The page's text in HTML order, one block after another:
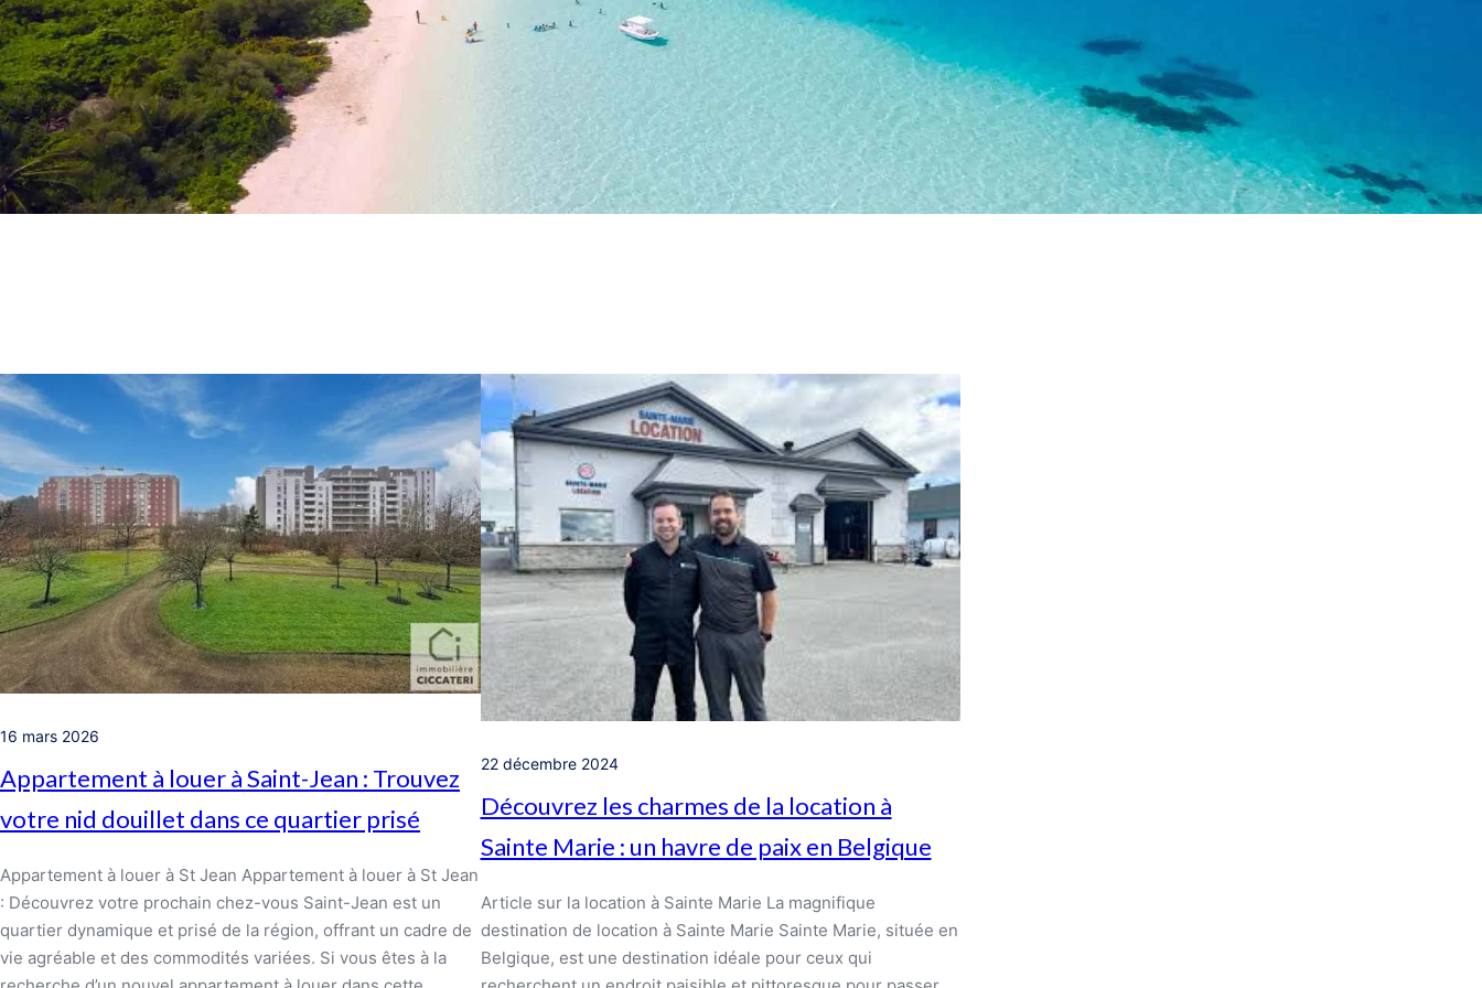
16 mars 2026
Appartement à louer à Saint-Jean : Trouvez
votre nid douillet dans ce quartier prisé
Appartement à louer à St Jean Appartement à louer à St Jean
: Découvrez votre prochain chez-vous Saint-Jean est un
quartier dynamique et prisé de la région, offrant un cadre de
vie agréable et des commodités variées. Si vous êtes à la
22 décembre 2024
Découvrez les charmes de la location à
Sainte Marie : un havre de paix en Belgique
Article sur la location à Sainte Marie La magnifique
destination de location à Sainte Marie Sainte Marie, située en
Belgique, est une destination idéale pour ceux qui